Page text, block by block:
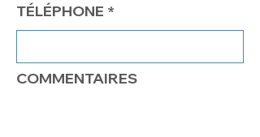
TÉLÉPHONE
COMMENTAIRES